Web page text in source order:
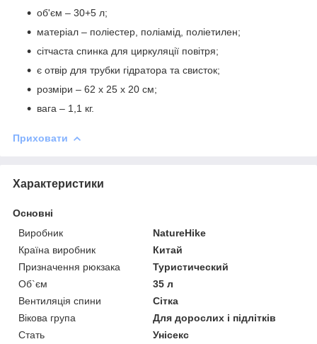
об'єм – 30+5 л;
матеріал – поліестер, поліамід, поліетилен;
сітчаста спинка для циркуляції повітря;
є отвір для трубки гідратора та свисток;
розміри – 62 х 25 х 20 см;
вага – 1,1 кг.
Приховати
Характеристики
Основні
Виробник
NatureHike
Країна виробник
Китай
Призначення рюкзака
Туристический
Об`єм
35 л
Вентиляція спини
Сітка
Вікова група
Для дорослих і підлітків
Стать
Унісекс